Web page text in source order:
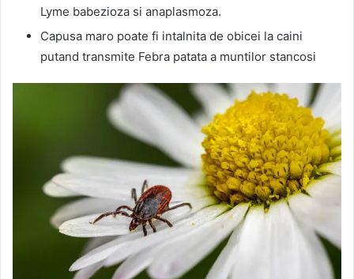
Lyme babezioza si anaplasmoza.
Capusa maro poate fi intalnita de obicei la caini
putand transmite Febra patata a muntilor stancosi